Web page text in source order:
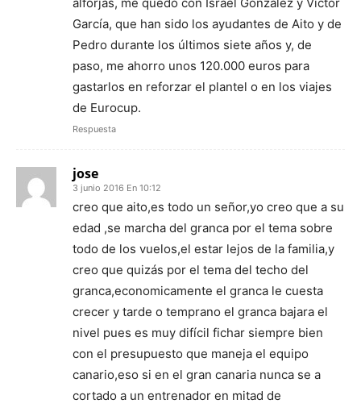
García, que han sido los ayudantes de Aito y de
Pedro durante los últimos siete años y, de
paso, me ahorro unos 120.000 euros para
gastarlos en reforzar el plantel o en los viajes
de Eurocup.
Respuesta
jose
3 junio 2016 En 10:12
creo que aito,es todo un señor,yo creo que a su
edad ,se marcha del granca por el tema sobre
todo de los vuelos,el estar lejos de la familia,y
creo que quizás por el tema del techo del
granca,economicamente el granca le cuesta
crecer y tarde o temprano el granca bajara el
nivel pues es muy difícil fichar siempre bien
con el presupuesto que maneja el equipo
canario,eso si en el gran canaria nunca se a
cortado a un entrenador en mitad de